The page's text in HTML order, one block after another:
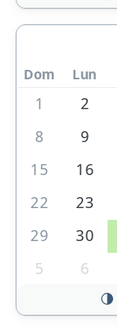
Dom Lun
1 2
8
9
15
16
22
23
29
30
5
6